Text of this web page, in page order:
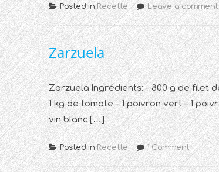
Posted inRecette Leave a comment
Zarzuela
Zarzuela Ingrédients: – 800 g de filet
1 kg de tomate – 1 poivron vert – 1
vin blanc […]
Posted inRecette 1 Comment